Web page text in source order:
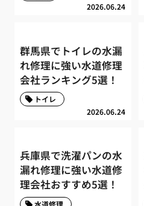
2026.06.24
群馬県でトイレの水漏
れ修理に強い水道修理
会社ランキング5選！
2026.06.24
トイレ
兵庫県で洗濯パンの水
漏れ修理に強い水道修
理会社おすすめ5選！